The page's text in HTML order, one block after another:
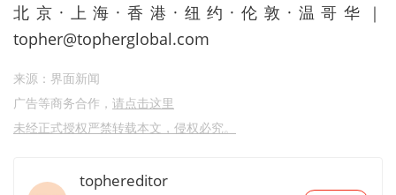
北京·上海·香港·纽约·伦敦·温哥华｜
topher@topherglobal.com
来源：界面新闻
广告等商务合作， 请点击这里
未经正式授权严禁转载本文，侵权必究。
tophereditor